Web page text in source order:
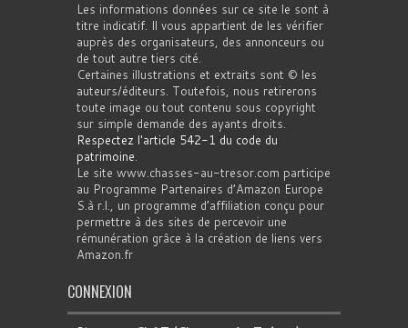
Les informations données sur ce site le sont à
titre indicatif. Il vous appartient de les vérifier
auprès des organisateurs, des annonceurs ou
de tout autre tiers cité.
Certaines illustrations et extraits sont © les
auteurs/éditeurs. Toutefois, nous retirerons
toute image ou tout contenu sous copyright
sur simple demande des ayants droits.
Respectez l'article 542-1 du code du
patrimoine.
Le site www.chasses-au-tresor.com participe
au Programme Partenaires d’Amazon Europe
S.à r.l., un programme d’affiliation conçu pour
permettre à des sites de percevoir une
rémunération grâce à la création de liens vers
Amazon.fr
CONNEXION